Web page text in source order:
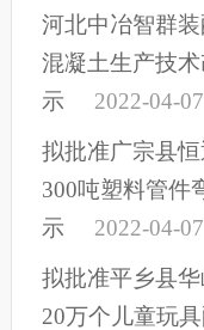
河北中冶智群
混凝土生产技
示
2022-04-07
拟批准广宗县
300吨塑料管件
示
2022-04-07
拟批准平乡县
20万个儿童玩